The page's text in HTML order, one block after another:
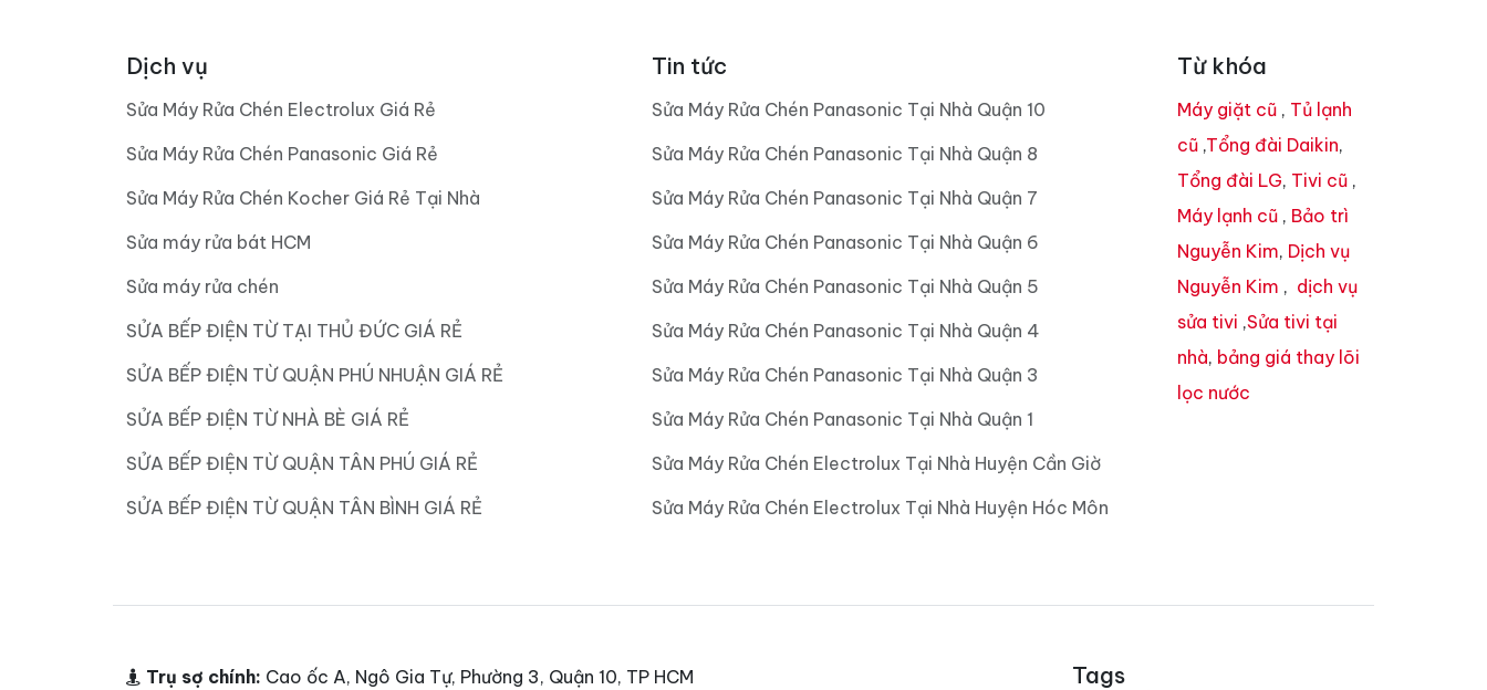
Dịch vụ
Sửa Máy Rửa Chén Electrolux Giá Rẻ
Sửa Máy Rửa Chén Panasonic Giá Rẻ
Sửa Máy Rửa Chén Kocher Giá Rẻ Tại Nhà
Sửa máy rửa bát HCM
Sửa máy rửa chén
SỬA BẾP ĐIỆN TỪ TẠI THỦ ĐỨC GIÁ RẺ
SỬA BẾP ĐIỆN TỪ QUẬN PHÚ NHUẬN GIÁ RẺ
SỬA BẾP ĐIỆN TỪ NHÀ BÈ GIÁ RẺ
SỬA BẾP ĐIỆN TỪ QUẬN TÂN PHÚ GIÁ RẺ
SỬA BẾP ĐIỆN TỪ QUẬN TÂN BÌNH GIÁ RẺ
Tin tức
Sửa Máy Rửa Chén Panasonic Tại Nhà Quận 10
Sửa Máy Rửa Chén Panasonic Tại Nhà Quận 8
Sửa Máy Rửa Chén Panasonic Tại Nhà Quận 7
Sửa Máy Rửa Chén Panasonic Tại Nhà Quận 6
Sửa Máy Rửa Chén Panasonic Tại Nhà Quận 5
Sửa Máy Rửa Chén Panasonic Tại Nhà Quận 4
Sửa Máy Rửa Chén Panasonic Tại Nhà Quận 3
Sửa Máy Rửa Chén Panasonic Tại Nhà Quận 1
Sửa Máy Rửa Chén Electrolux Tại Nhà Huyện Cần Giờ
Sửa Máy Rửa Chén Electrolux Tại Nhà Huyện Hóc Môn
Từ khóa
Máy giặt cũ , Tủ lạnh
cũ ,Tổng đài Daikin,
Tổng đài LG, Tivi cũ ,
Máy lạnh cũ , Bảo trì
Nguyễn Kim, Dịch vụ
Nguyễn Kim , dịch vụ
sửa tivi ,Sửa tivi tại
nhà, bảng giá thay lõi
lọc nước
Trụ sợ chính: Cao ốc A, Ngô Gia Tự, Phường 3, Quận 10, TP HCM
Tags